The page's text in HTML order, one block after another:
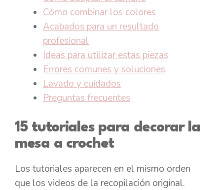
Cómo combinar los colores
Acabados para un resultado
profesional
Ideas para utilizar estas piezas
Errores comunes y soluciones
Lavado y cuidados
Preguntas frecuentes
15 tutoriales para decorar la
mesa a crochet
Los tutoriales aparecen en el mismo orden
que los videos de la recopilación original.